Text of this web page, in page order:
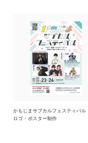
かもじまサブカルフェスティバル
ロゴ・ポスター制作